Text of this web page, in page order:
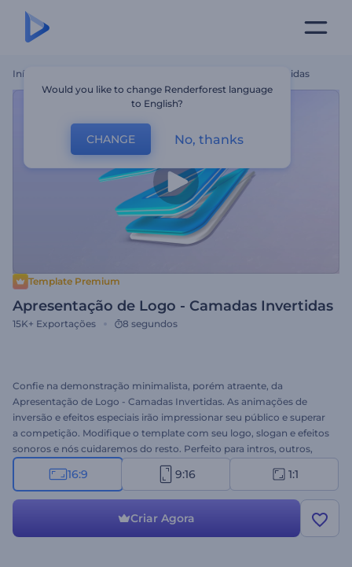
Início Apresentação De Logo - Camadas Invertidas
Template Premium
Apresentação de Logo - Camadas Invertidas
15K+ Exportações 8 segundos
Confie na demonstração minimalista, porém atraente, da
Apresentação de Logo - Camadas Invertidas. As animações de
inversão e efeitos especiais irão impressionar seu público e superar
a competição. Modifique o template com seu logo, slogan e efeitos
sonoros e nós cuidaremos do resto. Perfeito para intros, outros,
apresentações corporativas, promoções de empresas, intros para
canais do YouTube, etc. Experimente agora!
16:9 9:16 1:1
Criar Agora
Would you like to change Renderforest language
to English?
CHANGE No, thanks